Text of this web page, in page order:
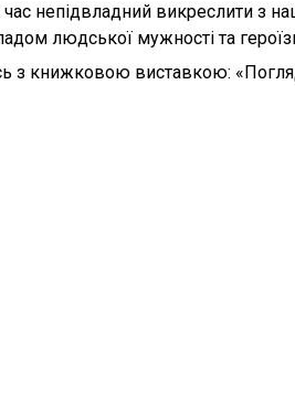
непідвладний викреслити з
людської мужності та
з книжковою виставкою: